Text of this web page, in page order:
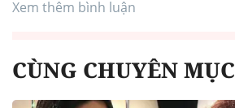
Xem thêm bình luận
CÙNG CHUYÊN MỤC